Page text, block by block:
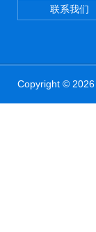
联系我们
Copyright © 2026